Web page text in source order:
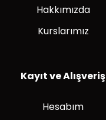
Hakkımızda
Kurslarımız
Kayıt ve Alışveriş
Hesabım